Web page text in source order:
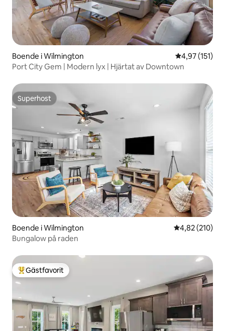
Boende i Wilmington 4,97 av 5 i
4,97 (151)
Port City Gem | Modern lyx | Hjärtat av Downtown
Superhost
Superhost
Boende i Wilmington 4,82 av 5 i
4,82 (210)
Bungalow på raden
Populär gästfavorit
Gästfavorit